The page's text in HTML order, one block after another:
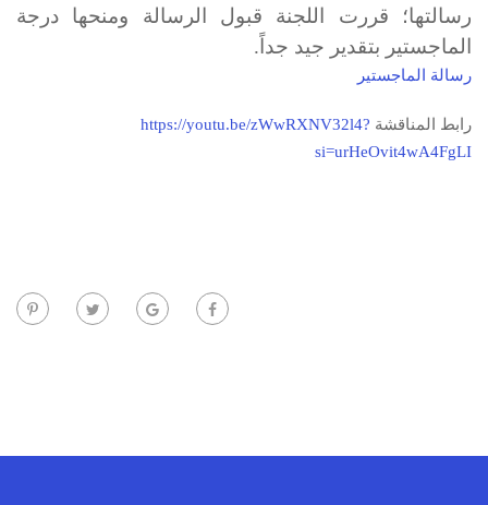
رسالتها؛ قررت اللجنة قبول الرسالة ومنحها درجة
الماجستير بتقدير جيد جداً.
رسالة الماجستير
رابط المناقشة https://youtu.be/zWwRXNV32l4?
si=urHeOvit4wA4FgLI